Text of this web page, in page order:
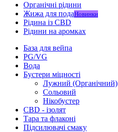
Органічні рідини
Жижа для подаНовинки
Рідина із CBD
Рідини на аромках
База для вейпа
PG/VG
Вода
Бустери міцності
Лужний (Органічний)
Сольовий
Нікобустер
CBD - ізолят
Тара та флаконі
Підсилювачі смаку